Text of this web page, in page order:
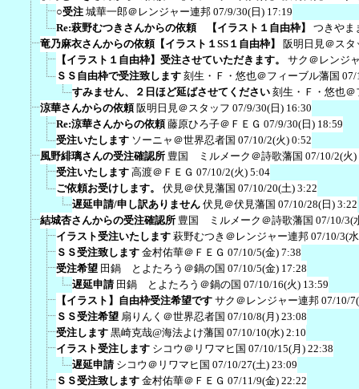
○受注 城華一郎＠レンジャー連邦 07/9/30(日) 17:19
Re:萩野むつきさんからの依頼 【イラスト１自由枠】
つきやま
竜乃麻衣さんからの依頼【イラスト１SS１自由枠】
阪明日見＠スタ
【イラスト１自由枠】受注させていただきます。
サク＠レンジ
ＳＳ自由枠で受注致します 刻生・Ｆ・悠也＠フィーブル藩国 07/
すみません、２日ほど延ばさせてください 刻生・Ｆ・悠也
涼華さんからの依頼 阪明日見＠スタッフ 07/9/30(日) 16:30
Re:涼華さんからの依頼 藤原ひろ子＠ＦＥＧ 07/9/30(日) 18:59
受注いたします ソーニャ＠世界忍者国 07/10/2(火) 0:52
風野緋璃さんの受注確認所 豊国 ミルメーク＠詩歌藩国 07/10/2(火)
受注いたします 高渡＠ＦＥＧ 07/10/2(火) 5:04
ご依頼お受けします。
伏見＠伏見藩国 07/10/20(土) 3:22
遅延申請/申し訳ありません 伏見＠伏見藩国 07/10/28(日) 3:22
結城杏さんからの受注確認所 豊国 ミルメーク＠詩歌藩国 07/10/3(
イラスト受注いたします 萩野むつき＠レンジャー連邦 07/10/3(
ＳＳ受注致します 金村佑華＠ＦＥＧ 07/10/5(金) 7:38
受注希望 田鍋 とよたろう＠鍋の国 07/10/5(金) 17:28
遅延申請 田鍋 とよたろう＠鍋の国 07/10/16(火) 13:59
【イラスト】自由枠受注希望です サク＠レンジャー連邦 07/10/
ＳＳ受注希望 扇りんく＠世界忍者国 07/10/8(月) 23:08
受注します 黒崎克哉@海法よけ藩国 07/10/10(水) 2:10
イラスト受注します シコウ＠リワマヒ国 07/10/15(月) 22:38
遅延申請 シコウ＠リワマヒ国 07/10/27(土) 23:09
ＳＳ受注致します 金村佑華＠ＦＥＧ 07/11/9(金) 22:22